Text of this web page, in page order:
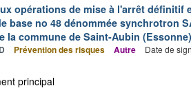
opérations de mise à l'arrêt définitif
base no 48 dénommée synchrotron
la commune de Saint-Aubin
Prévention des risques Autre Date de
principal